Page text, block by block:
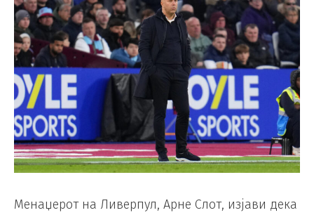
Менаџерот на Ливерпул, Арне Слот, изјави дека